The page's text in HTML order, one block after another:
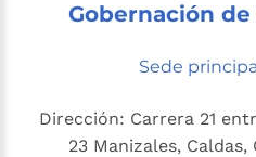
Gobernación de
Sede
Dirección: Carrera 21
23 Manizales, Caldas,